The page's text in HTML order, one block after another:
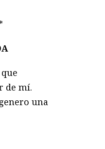
de mí.
una